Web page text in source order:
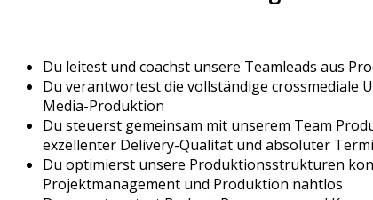
Du leitest und coachst unsere Teamleads aus
Du verantwortest die vollständige crossmediale
Media-Produktion
Du steuerst gemeinsam mit unserem Team
exzellenter Delivery-Qualität und absoluter
Du optimierst unsere Produktionsstrukturen
Projektmanagement und Produktion nahtlos